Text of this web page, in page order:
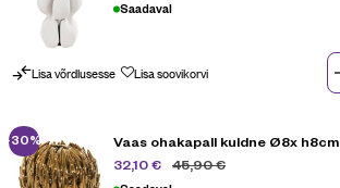
Saadaval
Lisa võrdlusesse Lisa soovikorvi
-30%
Vaas ohakapall kuldne Ø8x h8cm
45,90€
32,10€